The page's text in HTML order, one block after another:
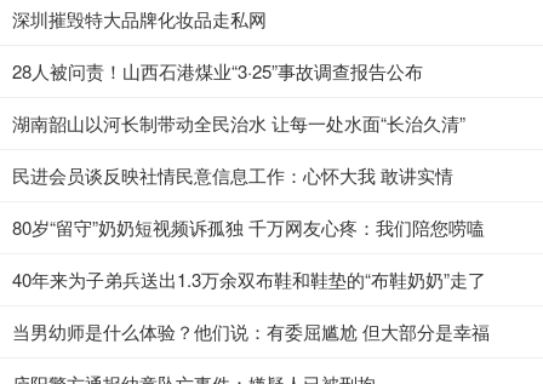
深圳摧毁特大品牌化妆品走私网
28人被问责！山西石港煤业“3·25”事故调查报告公布
湖南韶山以河长制带动全民治水 让每一处水面“长治久清”
民进会员谈反映社情民意信息工作：心怀大我 敢讲实情
80岁“留守”奶奶短视频诉孤独 千万网友心疼：我们陪您唠嗑
40年来为子弟兵送出1.3万余双布鞋和鞋垫的“布鞋奶奶”走了
当男幼师是什么体验？他们说：有委屈尴尬 但大部分是幸福